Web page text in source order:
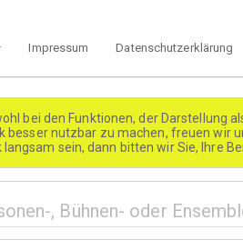
Impressum Datenschutzerklärung
bei den Funktionen, der
besser nutzbar zu machen, freuen wir
sein, dann bitten wir Sie, Ihre